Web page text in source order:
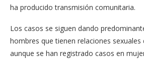
ha producido transmisión comunitaria.
Los casos se siguen dando
hombres que tienen relaciones
aunque se han registrado casos en